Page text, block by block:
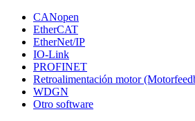
CANopen
EtherCAT
EtherNet/IP
IO-Link
PROFINET
Retroalimentación motor
WDGN
Otro software